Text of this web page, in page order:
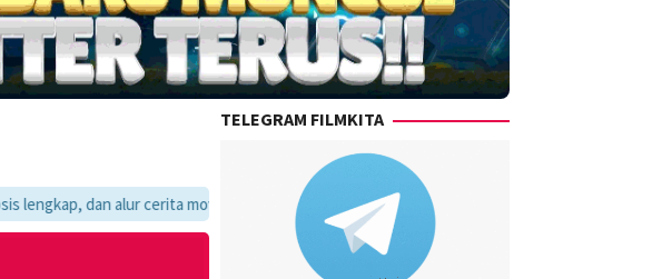
alur cerita movie favoritmu dalam satu tempat yang praktis dan update setiap hari.
TELEGRAM FILMKITA